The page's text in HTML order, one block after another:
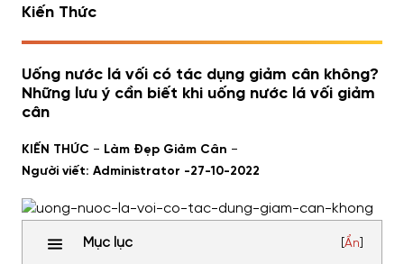
Kiến Thức
Uống nước lá vối có tác dụng giảm cân không?
Những lưu ý cần biết khi uống nước lá vối giảm
cân
KIẾN THỨC - Làm Đẹp Giảm Cân -
Người viết: Administrator -27-10-2022
Mục lục Ẩn